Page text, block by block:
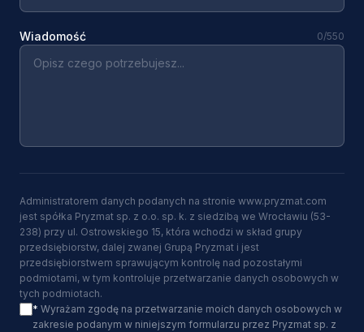
Wiadomość 0/550
Administratorem danych podanych na stronie www.pryzmat.com
jest spółka Pryzmat sp. z o.o. sp. k. z siedzibą we Wrocławiu (53-
238) przy ul. Ostrowskiego 15, która wchodzi w skład grupy
przedsiębiorstw, dalej zwanej Grupą Pryzmat i jest
przedsiębiorstwem sprawującym kontrolę nad pozostałymi
podmiotami, w tym kontroluje przetwarzanie danych osobowych w
tych podmiotach.
* Wyrażam zgodę na przetwarzanie moich danych osobowych w
zakresie podanym w niniejszym formularzu przez Pryzmat sp. z